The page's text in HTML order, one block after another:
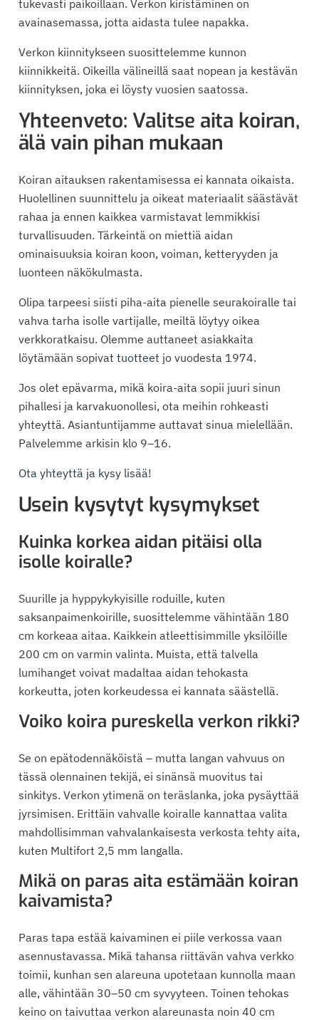
tukevasti paikoillaan. Verkon kiristäminen on
avainasemassa, jotta aidasta tulee napakka.
Verkon kiinnitykseen suosittelemme kunnon
kiinnikkeitä. Oikeilla välineillä saat nopean ja kestävän
kiinnityksen, joka ei löysty vuosien saatossa.
Yhteenveto: Valitse aita koiran,
älä vain pihan mukaan
Koiran aitauksen rakentamisessa ei kannata oikaista.
Huolellinen suunnittelu ja oikeat materiaalit säästävät
rahaa ja ennen kaikkea varmistavat lemmikkisi
turvallisuuden. Tärkeintä on miettiä aidan
ominaisuuksia koiran koon, voiman, ketteryyden ja
luonteen näkökulmasta.
Olipa tarpeesi siisti piha-aita pienelle seurakoiralle tai
vahva tarha isolle vartijalle, meiltä löytyy oikea
verkkoratkaisu. Olemme auttaneet asiakkaita
löytämään sopivat tuotteet jo vuodesta 1974.
Jos olet epävarma, mikä koira-aita sopii juuri sinun
pihallesi ja karvakuonollesi, ota meihin rohkeasti
yhteyttä. Asiantuntijamme auttavat sinua mielellään.
Palvelemme arkisin klo 9–16.
Ota yhteyttä ja kysy lisää!
Usein kysytyt kysymykset
Kuinka korkea aidan pitäisi olla
isolle koiralle?
Suurille ja hyppykykyisille roduille, kuten
saksanpaimenkoirille, suosittelemme vähintään 180
cm korkeaa aitaa. Kaikkein atleettisimmille yksilöille
200 cm on varmin valinta. Muista, että talvella
lumihanget voivat madaltaa aidan tehokasta
korkeutta, joten korkeudessa ei kannata säästellä.
Voiko koira pureskella verkon rikki?
Se on epätodennäköistä – mutta langan vahvuus on
tässä olennainen tekijä, ei sinänsä muovitus tai
sinkitys. Verkon ytimenä on teräslanka, joka pysäyttää
jyrsimisen. Erittäin vahvalle koiralle kannattaa valita
mahdollisimman vahvalankaisesta verkosta tehty aita,
kuten Multifort 2,5 mm langalla.
Mikä on paras aita estämään koiran
kaivamista?
Paras tapa estää kaivaminen ei piile verkossa vaan
asennustavassa. Mikä tahansa riittävän vahva verkko
toimii, kunhan sen alareuna upotetaan kunnolla maan
alle, vähintään 30–50 cm syvyyteen. Toinen tehokas
keino on taivuttaa verkon alareunasta noin 40 cm